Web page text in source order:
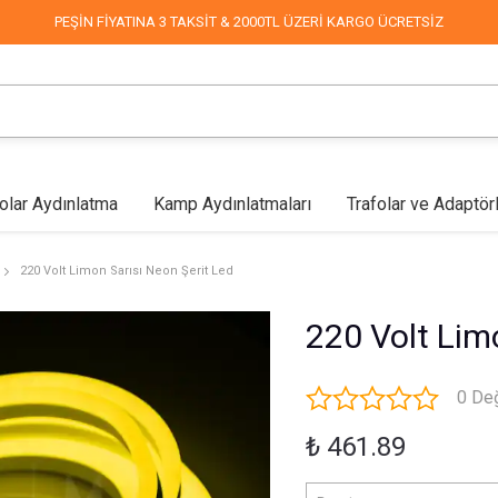
PEŞİN FİYATINA 3 TAKSİT & 2000TL ÜZERİ KARGO ÜCRETSİZ
Mağaza Aydınlatma
Led Aplikler
COB Led
Aydınlatma Kamp Aydınlatmaları Trafolar ve
Endüstriyel & Depo
220 Volt Limon Sarısı Neon Şerit Led
220 Volt
0
₺ 461.89